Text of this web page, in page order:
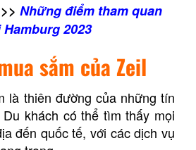
Những điểm tham quan
2023
sắm của Zeil
là thiên đường của những tín
khách có thể tìm thấy mọi
đến quốc tế, với các dịch vụ